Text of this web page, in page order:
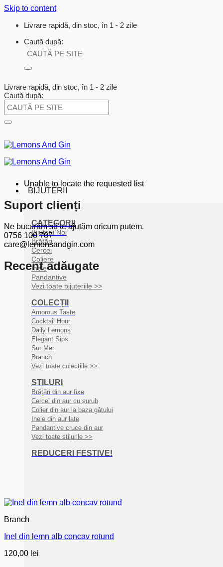
Skip to content
Livrare rapidă, din stoc, în 1 - 2 zile
Caută după:
Livrare rapidă, din stoc, în 1 - 2 zile
Caută după:
BIJUTERII
CATEGORII
Bijuterii Noi
Brățări
Cercei
Coliere
Inele
Pandantive
Vezi toate bijuteriile >>
COLECȚII
Amorous Taste
Cocktail Hour
Daily Lemons
Elegant Sips
Sur Mer
Branch
Vezi toate colecțiile >>
STILURI
Brățări din aur fixe
Cercei din aur cu șurub
Colier din aur la baza gâtului
Inele din aur late
Pandantive cruce din aur
Vezi toate stilurile >>
REDUCERI FESTIVE!
Unable to locate the requested list
Suport clienți
Ne bucurăm să te ajutăm oricum putem.
0756 100 707
care@lemonsandgin.com
Recent adăugate
Branch
Inel din lemn alb concav rotund
120,00 lei